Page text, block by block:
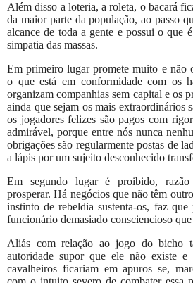
Além disso a loteria, a roleta, o bacará
da maior parte da população, ao passo
alcance de toda a gente e possui o que
simpatia das massas.
Em primeiro lugar promete muito e não
o que está em conformidade com os
organizam companhias sem capital e os
ainda que sejam os mais extraordinários
os jogadores felizes são pagos com
admirável, porque entre nós nunca
obrigações são regularmente postas de
a lápis por um sujeito desconhecido
Em segundo lugar é proibido,
prosperar. Há negócios que não têm
instinto de rebeldia sustenta-os, faz que
funcionário demasiado consciencioso
Aliás com relação ao jogo do bicho
autoridade supor que ele não existe
cavalheiros ficariam em apuros se,